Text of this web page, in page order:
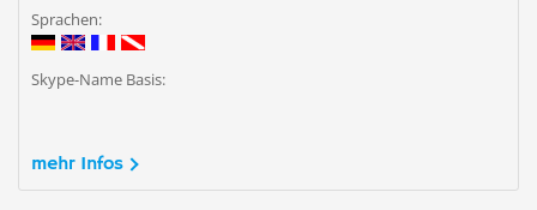
Sprachen:
Skype-Name Basis:
mehr Infos